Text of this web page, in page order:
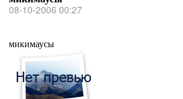
08-10-2006 00:27
микимаусы